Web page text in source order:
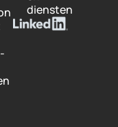
diensten